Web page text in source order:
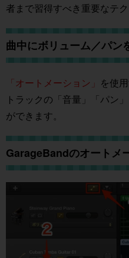
者まで習得すべき重要なテク
曲中にボリューム／パン
「オートメーション」 を使
トラックの「音量」「パン
ができます。
GarageBandのオートメ